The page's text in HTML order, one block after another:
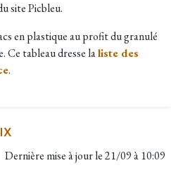
site Picbleu.
en plastique au profit du granulé
Ce tableau dresse laliste des
.
Dernière mise à jour le21/09 à 10:09